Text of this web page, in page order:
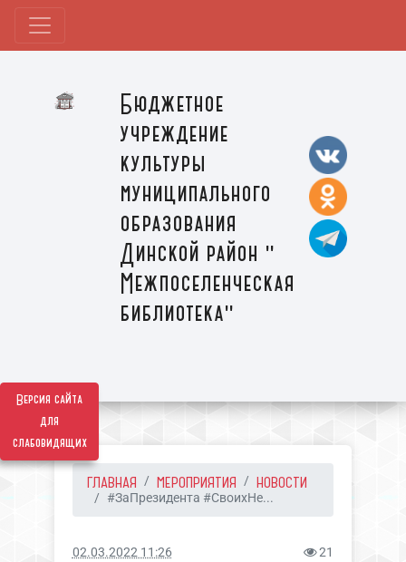
Версия сайта
для
слабовидящих
Бюджетное
учреждение
культуры
муниципального
образования
Динской район "
Межпоселенческая
библиотека"
ГЛАВНАЯ МЕРОПРИЯТИЯ НОВОСТИ
#ЗаПрезидента #СвоихНе...
02.03.2022 11:26 21